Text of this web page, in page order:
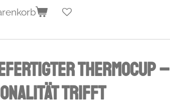
Thermocup –
trifft